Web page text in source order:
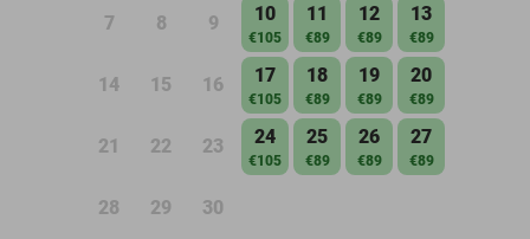
7 8 9 10
€105
11
€89
12
€89
13
€89
14 15 16 17
€105
18
€89
19
€89
20
€89
21 22 23 24
€105
25
€89
26
€89
27
€89
28 29 30